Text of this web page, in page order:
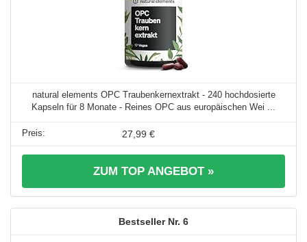
natural elements OPC Traubenkernextrakt - 240 hochdosierte
Kapseln für 8 Monate - Reines OPC aus europäischen Wei ...
27,99 €
ZUM TOP ANGEBOT »
6